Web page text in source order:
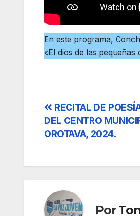
En este programa,
«El dios de las
Navegación
de
RECITAL DE
DEL CENTRO
OROTAVA, 2024.
Por